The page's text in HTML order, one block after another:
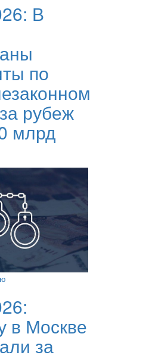
В
по
рубеж
млрд
в Москве
за